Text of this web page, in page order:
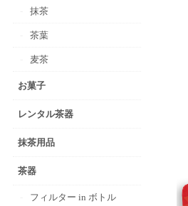
抹茶
茶葉
麦茶
お菓子
レンタル茶器
抹茶用品
茶器
フィルター in ボトル